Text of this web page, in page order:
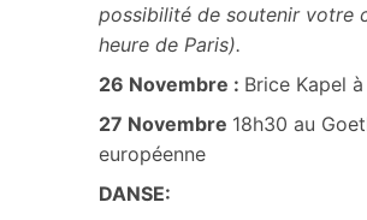
possibilité de soutenir votre
heure de Paris).
26 Novembre : Brice Kapel
27 Novembre 18h30 au
européenne
DANSE: